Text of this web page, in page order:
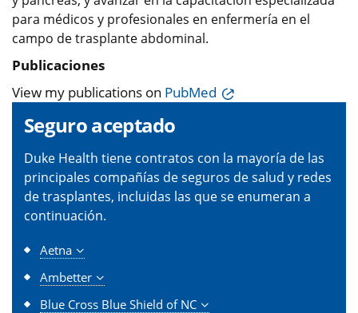
para médicos y profesionales en enfermería en el
campo de trasplante abdominal.
Publicaciones
View my publications on PubMed
Seguro aceptado
Duke Health tiene contratos con la mayoría de las
principales compañías de seguros de salud y redes
de trasplantes, incluidas las que se enumeran a
continuación.
Aetna
Ambetter
Blue Cross Blue Shield of NC